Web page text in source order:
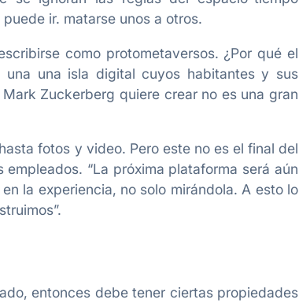
ir. matarse unos a otros.
como protometaversos. ¿Por qué el
una una isla digital cuyos habitantes y sus
Zuckerberg quiere crear no es una gran
fotos y video. Pero este no es el final del
“La próxima plataforma será aún
la experiencia, no solo mirándola. A esto lo
entonces debe tener ciertas propiedades